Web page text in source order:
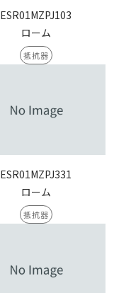
ESR01MZPJ103
ローム
抵抗器
ESR01MZPJ331
ローム
抵抗器